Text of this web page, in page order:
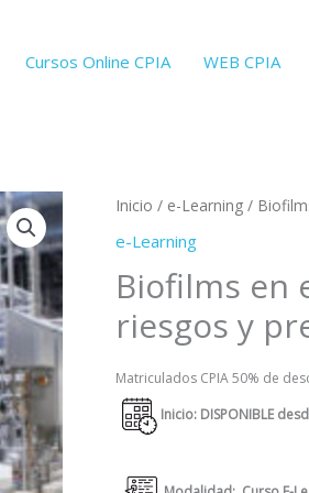
Cursos Online CPIA WEB CPIA
Inicio / e-Learning /
e-Learning
Biofilms en
riesgos y
Matriculados CPIA 50% de
Inicio: DISPONIBLE
Biofilms
en
Sector
Agroalimentario:
y
prevención
cantidad